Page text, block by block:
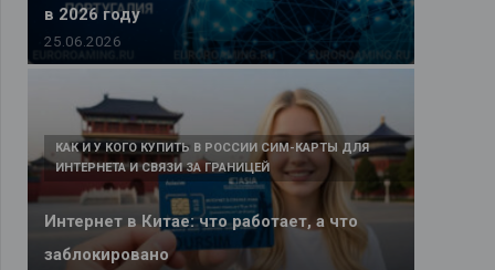
в 2026 году
25.06.2026
Интернет в Китае: что работает, а что
заблокировано
КАК И У КОГО КУПИТЬ В РОССИИ СИМ-КАРТЫ ДЛЯ
ИНТЕРНЕТА И СВЯЗИ ЗА ГРАНИЦЕЙ